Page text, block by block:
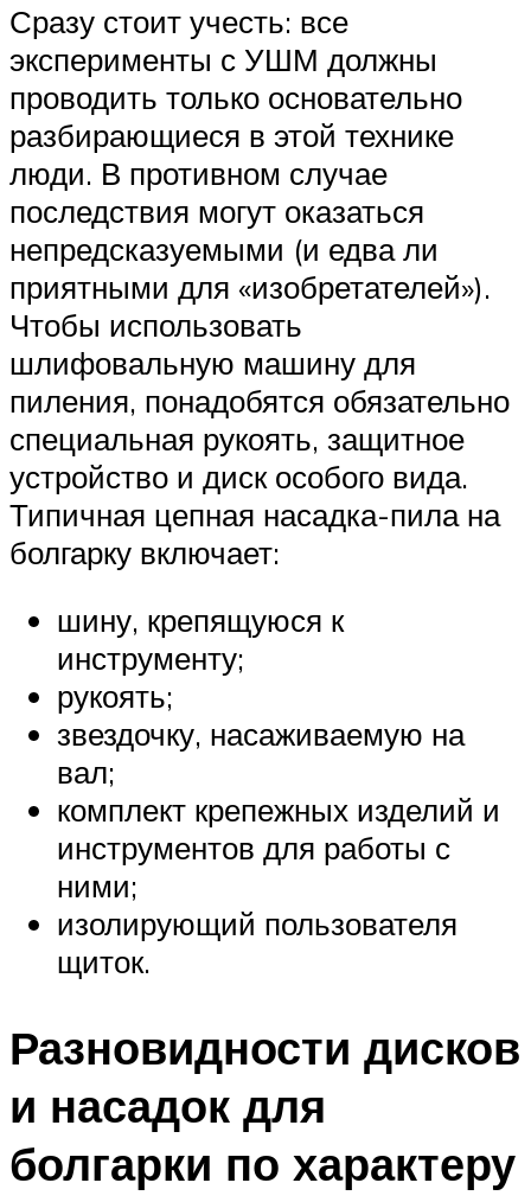
Сразу стоит учесть: все
эксперименты с УШМ должны
проводить только основательно
разбирающиеся в этой технике
люди. В противном случае
последствия могут оказаться
непредсказуемыми (и едва ли
приятными для «изобретателей»).
Чтобы использовать
шлифовальную машину для
пиления, понадобятся обязательно
специальная рукоять, защитное
устройство и диск особого вида.
Типичная цепная насадка-пила на
болгарку включает:
шину, крепящуюся к
инструменту;
рукоять;
звездочку, насаживаемую на
вал;
комплект крепежных изделий и
инструментов для работы с
ними;
изолирующий пользователя
щиток.
Разновидности дисков
и насадок для
болгарки по характеру